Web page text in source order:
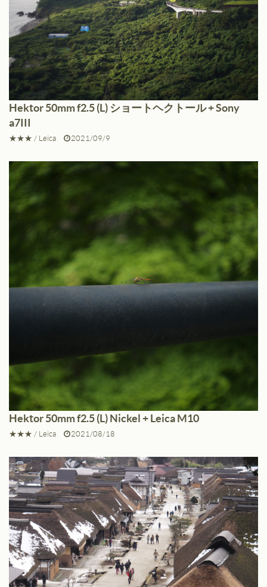
Hektor 50mm f2.5 (L) ショートヘクトール + Sony
a7III
★★★ / Leica 2021/09/9
Hektor 50mm f2.5 (L) Nickel + Leica M10
★★★ / Leica 2021/08/18